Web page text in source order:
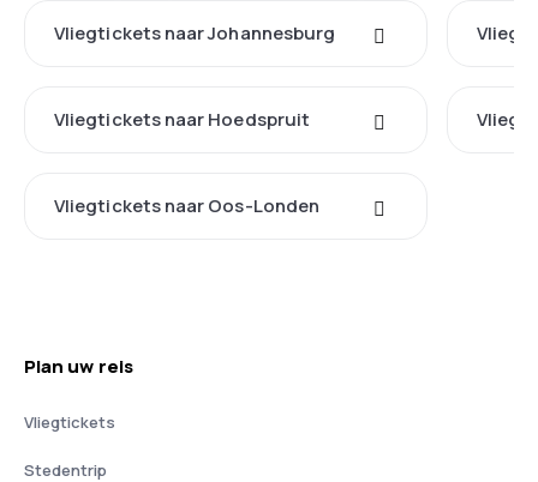
Vliegtickets naar Johannesburg
Vliegtickets naar Hoedspruit
Vliegtickets naar Oos-Londen
Plan uw reis
Vliegtickets
Stedentrip